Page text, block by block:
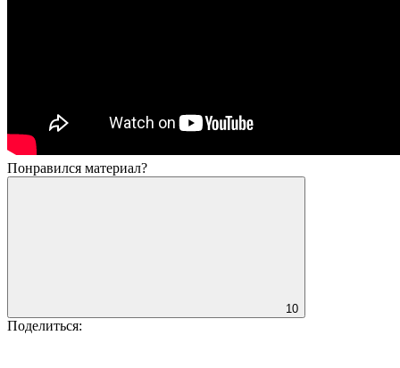
Понравился материал?
10
Поделиться: